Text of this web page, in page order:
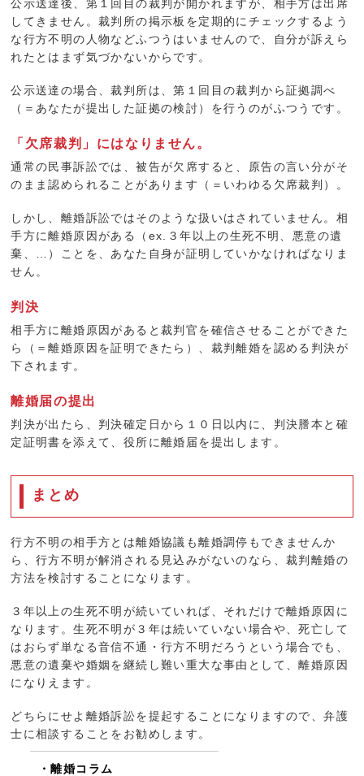
公示送達後、第１回目の裁判が開かれますが、相手方は出席
してきません。裁判所の掲示板を定期的にチェックするよう
な行方不明の人物などふつうはいませんので、自分が訴えら
れたとはまず気づかないからです。
公示送達の場合、裁判所は、第１回目の裁判から証拠調べ
（＝あなたが提出した証拠の検討）を行うのがふつうです。
「欠席裁判」にはなりません。
通常の民事訴訟では、被告が欠席すると、原告の言い分がそ
のまま認められることがあります（＝いわゆる欠席裁判）。
しかし、離婚訴訟ではそのような扱いはされていません。相
手方に離婚原因がある（ex.３年以上の生死不明、悪意の遺
棄、…）ことを、あなた自身が証明していかなければなりま
せん。
判決
相手方に離婚原因があると裁判官を確信させることができた
ら（＝離婚原因を証明できたら）、裁判離婚を認める判決が
下されます。
離婚届の提出
判決が出たら、判決確定日から１０日以内に、判決謄本と確
定証明書を添えて、役所に離婚届を提出します。
まとめ
行方不明の相手方とは離婚協議も離婚調停もできませんか
ら、行方不明が解消される見込みがないのなら、裁判離婚の
方法を検討することになります。
３年以上の生死不明が続いていれば、それだけで離婚原因に
なります。生死不明が３年は続いていない場合や、死亡して
はおらず単なる音信不通・行方不明だろうという場合でも、
悪意の遺棄や婚姻を継続し難い重大な事由として、離婚原因
になりえます。
どちらにせよ離婚訴訟を提起することになりますので、弁護
士に相談することをお勧めします。
離婚コラム